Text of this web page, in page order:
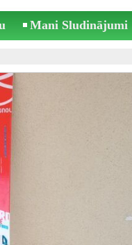
Mani Sludinājumi